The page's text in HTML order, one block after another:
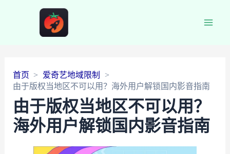
首页
爱奇艺地域限制
由于版权当地区不可以用？海外用户解锁国内影音指南
由于版权当地区不可以用？
海外用户解锁国内影音指南